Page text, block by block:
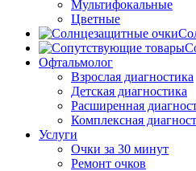
Мультифокальные
Цветные
Офтальмолог
Взрослая диагностика
Детская диагностика
Расширенная
Комплексная
Услуги
Очки за 30 минут
Ремонт очков